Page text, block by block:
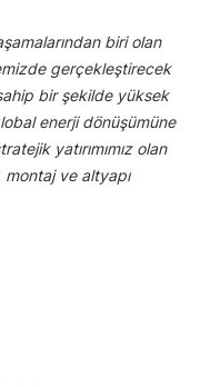
biri olan
gerçekleştirecek
bir şekilde yüksek
enerji dönüşümüne
yatırımımız olan
montaj ve altyapı